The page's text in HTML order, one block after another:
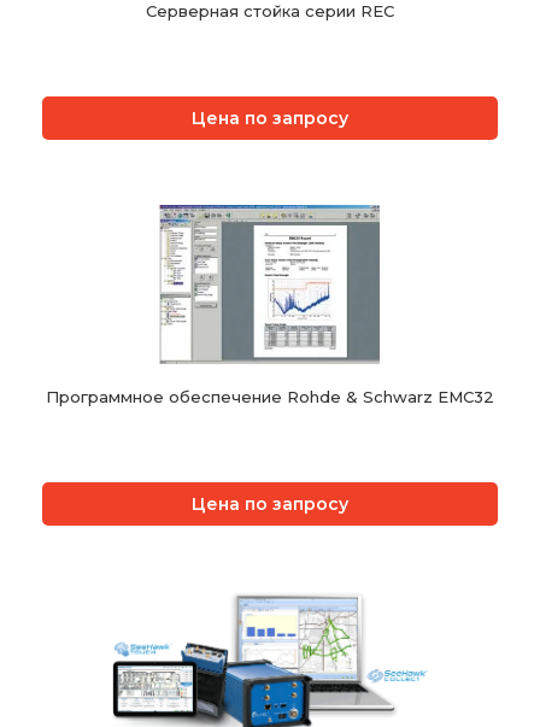
Серверная стойка серии REC
Цена по запросу
Программное обеспечение Rohde & Schwarz EMC32
Цена по запросу